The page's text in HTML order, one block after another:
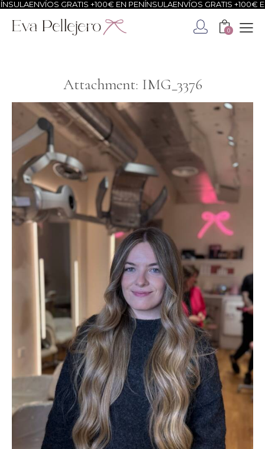
ENVÍOS GRATIS +100€ EN PENÍNSULA ENVÍOS GRATIS +100€
0
Attachment: IMG_3376